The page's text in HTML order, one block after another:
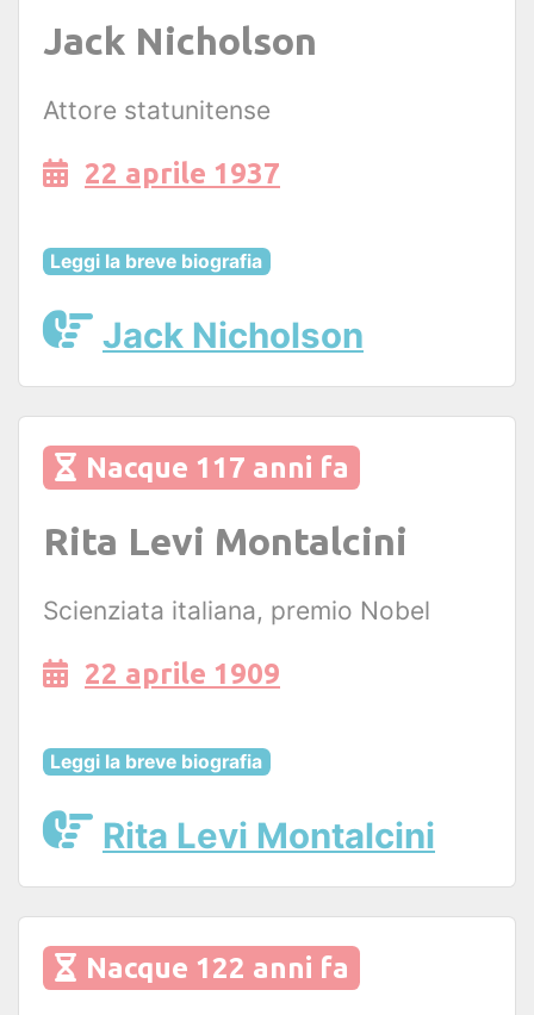
Jack Nicholson
Attore statunitense
22 aprile 1937
Leggi la breve biografia
Jack Nicholson
Nacque 117 anni fa
Rita Levi Montalcini
Scienziata italiana, premio Nobel
22 aprile 1909
Leggi la breve biografia
Rita Levi Montalcini
Nacque 122 anni fa